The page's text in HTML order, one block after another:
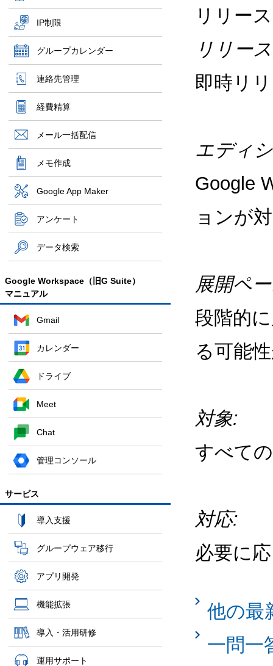
IP制限
グループカレンダー
連絡先管理
経費精算
メール一括配信
メモ作成
Google App Maker
アンケート
データ検索
Google Workspace（旧G Suite）
マニュアル
Gmail
カレンダー
ドライブ
Meet
Chat
管理コンソール
サービス
導入支援
グループウェア移行
アプリ開発
機能拡張
導入・活用研修
運用サポート
リリー
リリー
即時リ
エディ
Google
ョンが
展開ペ
段階的
る可能
対象:
すべて
対応:
必要に
他の最
一問一